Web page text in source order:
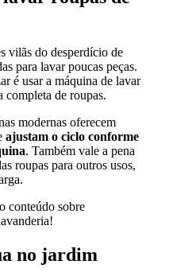
vilãs do desperdício de
para lavar poucas peças.
é usar a máquina de lavar
completa de roupas.
modernas oferecem
ajustam o ciclo conforme
. Também vale a pena
roupas para outros usos,
conteúdo sobre
no jardim